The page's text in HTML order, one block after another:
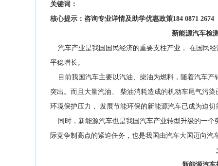
关键词：
核心提示：咨询专业详情及助学优惠政策184 0871 2674
新能源汽车检
汽车产业是我国国民经济的重要支柱产业， 在国民
平稳增长。
目前我国汽车主要以汽油、柴油为燃料，随着汽车产
突出。而且大量汽油、 柴油消耗造成的机动车尾气污
环境保护压力， 发展节能环保的新能源汽车已成为迫切
同时，新能源汽车也是我国汽车产业转型升级的一个
际竞争制高点的紧迫任务，也是我国由汽车大国迈向汽